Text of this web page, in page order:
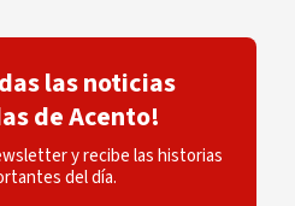
las noticias
de Acento!
y recibe las historias
del día.